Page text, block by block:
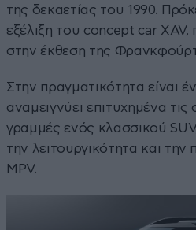
της δεκαετίας του 1990.
εξέλιξη του concept car
στην έκθεση της
Στην πραγματικότητα είναι
αναμειγνύει επιτυχημένα
γραμμές ενός κλασσικού
την λειτουργικότητα και
MPV.